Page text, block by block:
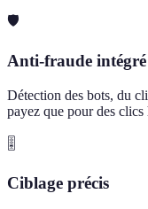
🛡️
Anti-fraude intégré
Détection des bots, du
payez que pour des clics
🎚️
Ciblage précis